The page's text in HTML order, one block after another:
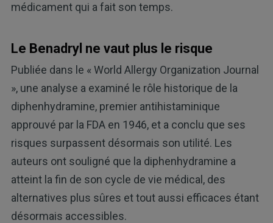
médicament qui a fait son temps.
Le Benadryl ne vaut plus le risque
Publiée dans le « World Allergy Organization Journal
», une analyse a examiné le rôle historique de la
diphenhydramine, premier antihistaminique
approuvé par la FDA en 1946, et a conclu que ses
risques surpassent désormais son utilité. Les
auteurs ont souligné que la diphenhydramine a
atteint la fin de son cycle de vie médical, des
alternatives plus sûres et tout aussi efficaces étant
désormais accessibles.